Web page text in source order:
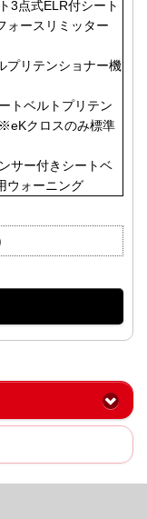
3点式ELR付シート
ォースリミッター
プリテンショナー機
トベルトプリテン
クロスのみ標準
サー付きシートベ
ウォーニング